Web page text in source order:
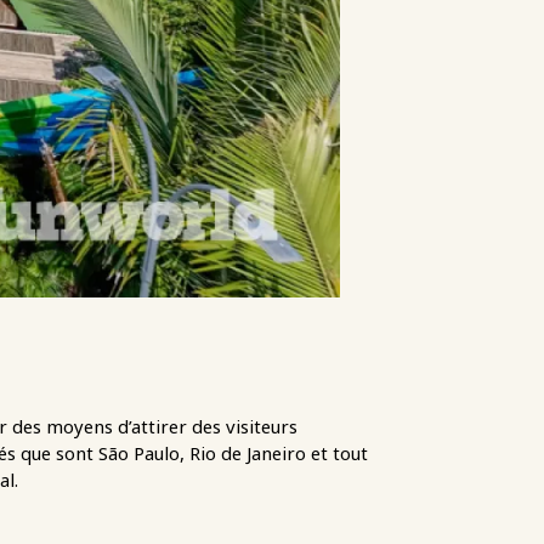
moyens d’attirer des visiteurs
que sont São Paulo, Rio de Janeiro et tout